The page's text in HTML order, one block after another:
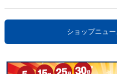
ショップニュ